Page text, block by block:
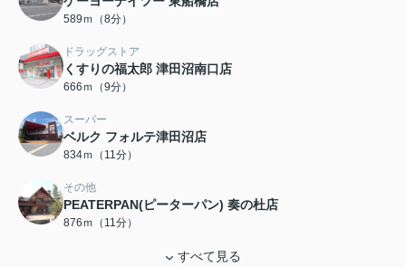
589ｍ（8分）
ドラッグストア
くすりの福太郎 津田沼南口店
666ｍ（9分）
スーパー
ベルク フォルテ津田沼店
834ｍ（11分）
その他
PEATERPAN(ピーターパン) 奏の杜店
876ｍ（11分）
すべて見る